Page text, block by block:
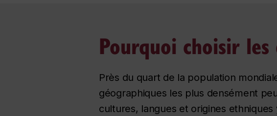
Pourquoi choisir les
Près du quart de la population
géographiques les plus densément
cultures, langues et origines